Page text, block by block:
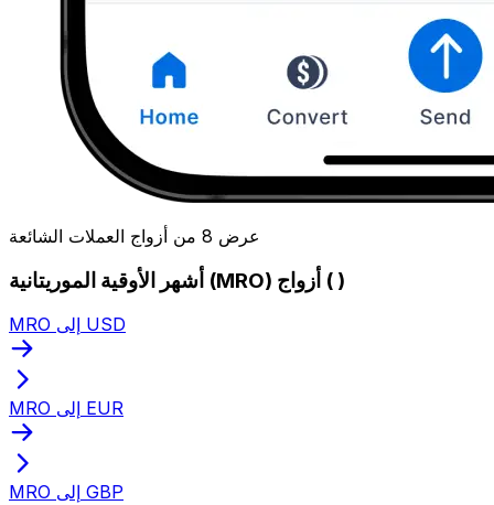
عرض 8 من أزواج العملات الشائعة
أشهر الأوقية الموريتانية (MRO) أزواج ( )
MRO إلى USD
MRO إلى EUR
MRO إلى GBP